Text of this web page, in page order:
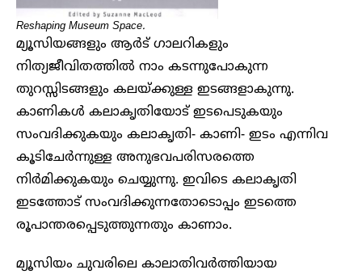
Reshaping Museum Space.
മ്യൂസിയങ്ങളും ആർട് ഗാലറികളും
നിത്യജീവിതത്തിൽ നാം കടന്നുപോകുന്ന
തുറസ്സിടങ്ങളും കലയ്ക്കുള്ള ഇടങ്ങളാകുന്നു.
കാണികൾ കലാകൃതിയോട് ഇടപെടുകയും
സംവദിക്കുകയും കലാകൃതി- കാണി- ഇടം എന്നിവ
കൂടിചേർന്നുള്ള അനുഭവപരിസരത്തെ
നിർമിക്കുകയും ചെയ്യുന്നു. ഇവിടെ കലാകൃതി
ഇടത്തോട് സംവദിക്കുന്നതോടൊപ്പം ഇടത്തെ
രൂപാന്തരപ്പെടുത്തുന്നതും കാണാം.
മ്യൂസിയം ചുവരിലെ കാലാതിവർത്തിയായ